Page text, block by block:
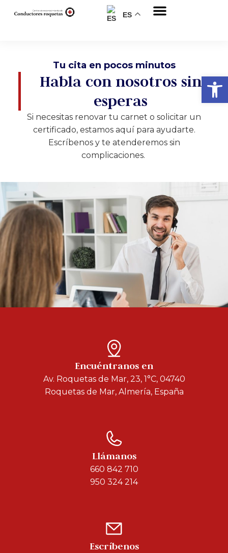
ES
Tu cita en pocos minutos
Habla con nosotros sin
esperas
Si necesitas renovar tu carnet o solicitar un
certificado, estamos aquí para ayudarte.
Escríbenos y te atenderemos sin
complicaciones.
Encuéntranos en
Av. Roquetas de Mar, 23, 1°C, 04740
Roquetas de Mar, Almería, España
Llámanos
660 842 710
950 324 214
Escríbenos